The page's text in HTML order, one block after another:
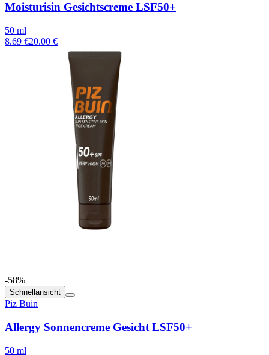
Moisturisin Gesichtscreme LSF50+
50 ml
8.69 €20.00 €
-58%
Schnellansicht
Piz Buin
Allergy Sonnencreme Gesicht LSF50+
50 ml